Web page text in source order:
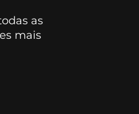
as
mais